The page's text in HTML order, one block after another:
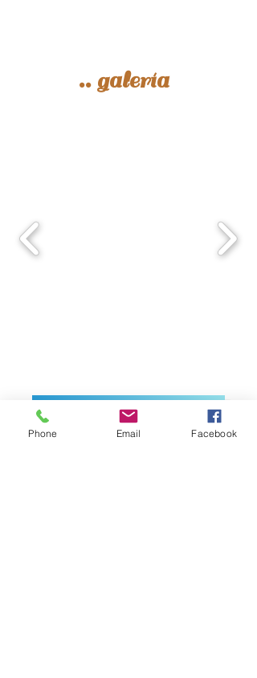
.. galería
Regresar a Equipo e Hidroneumatico
Phone Email Facebook